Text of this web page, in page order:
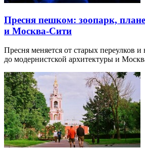
Пресня пешком: зоопарк,
и Москва-Сити
Пресня меняется от старых переулков
до модернистской архитектуры и